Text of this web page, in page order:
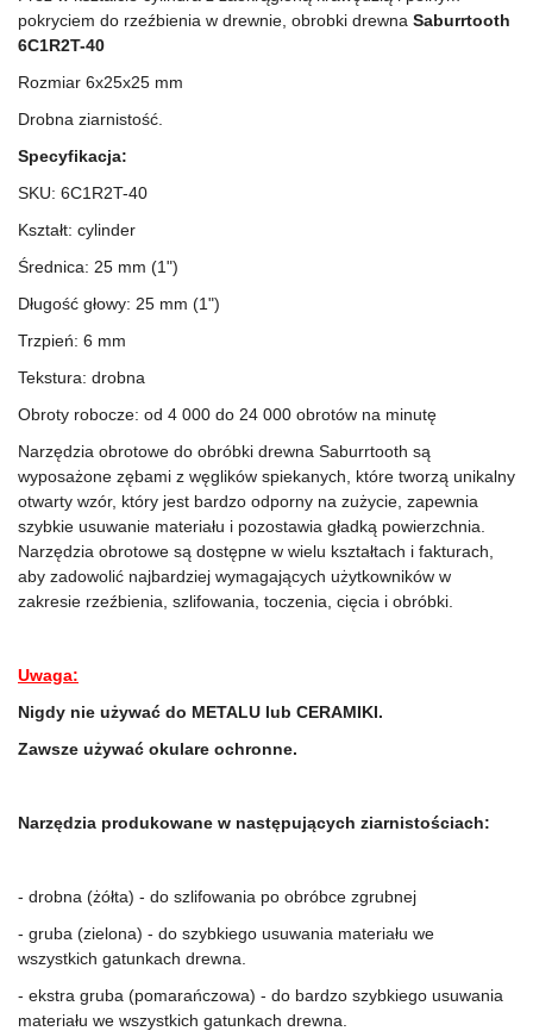
pokryciem do rzeźbienia w drewnie, obrobki drewna Saburrtooth
6C1R2T-40
Rozmiar 6x25x25 mm
Drobna ziarnistość.
Specyfikacja:
SKU: 6C1R2T-40
Kształt: cylinder
Średnica: 25 mm (1")
Długość głowy: 25 mm (1")
Trzpień: 6 mm
Tekstura: drobna
Obroty robocze: od 4 000 do 24 000 obrotów na minutę
Narzędzia obrotowe do obróbki drewna Saburrtooth są
wyposażone zębami z węglików spiekanych, które tworzą unikalny
otwarty wzór, który jest bardzo odporny na zużycie, zapewnia
szybkie usuwanie materiału i pozostawia gładką powierzchnia.
Narzędzia obrotowe są dostępne w wielu kształtach i fakturach,
aby zadowolić najbardziej wymagających użytkowników w
zakresie rzeźbienia, szlifowania, toczenia, cięcia i obróbki.
Uwaga:
Nigdy nie używać do METALU lub CERAMIKI.
Zawsze używać okulare ochronne.
Narzędzia produkowane w następujących ziarnistościach:
- drobna (żółta) - do szlifowania po obróbce zgrubnej
- gruba (zielona) - do szybkiego usuwania materiału we
wszystkich gatunkach drewna.
- ekstra gruba (pomarańczowa) - do bardzo szybkiego usuwania
materiału we wszystkich gatunkach drewna.